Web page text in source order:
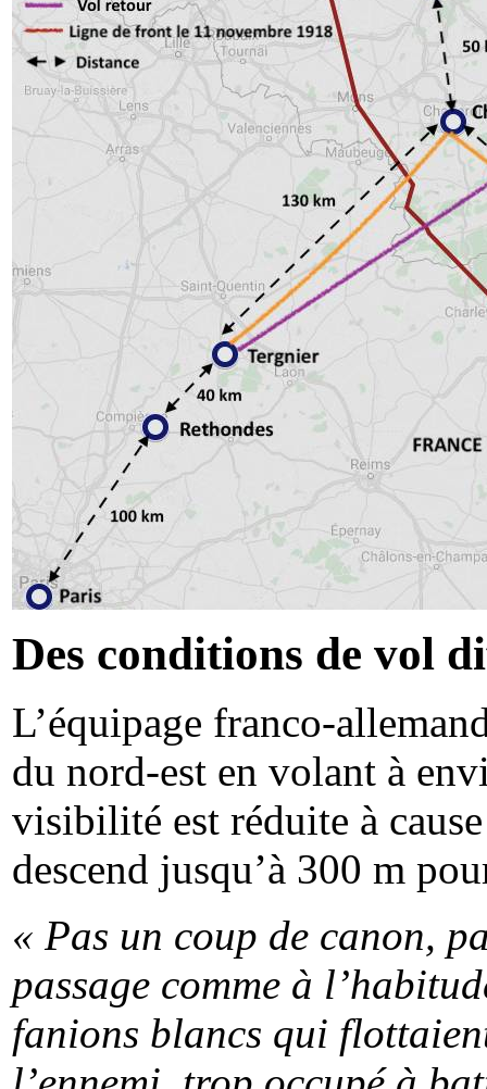
Des conditions de vol
L’équipage franco-
du nord-est en volant à
visibilité est réduite à
descend jusqu’à 300 m
« Pas un coup de canon,
passage comme à
fanions blancs qui